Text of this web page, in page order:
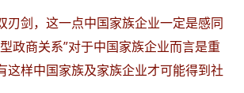
刃剑，这一点中国家族企业一定是感同
政商关系”对于中国家族企业而言是重
这样中国家族及家族企业才可能得到社